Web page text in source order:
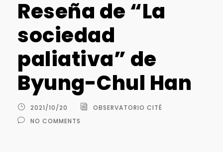
Reseña de “La
sociedad
paliativa” de
Byung-Chul Han
2021/10/20
OBSERVATORIO CITÉ
NO COMMENTS